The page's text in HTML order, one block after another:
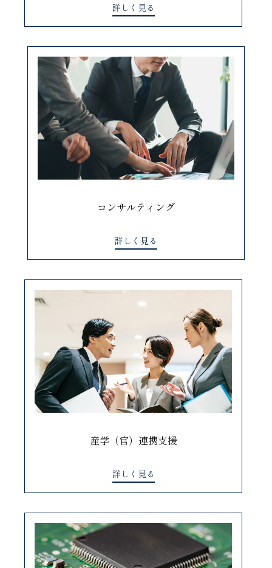
詳しく見る
コンサルティング
詳しく見る
産学（官）連携支援
詳しく見る